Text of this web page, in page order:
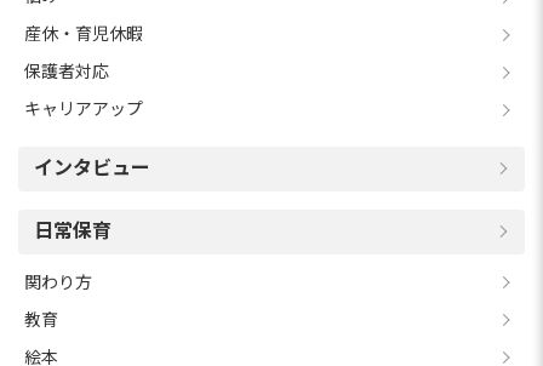
産休・育児休暇
保護者対応
キャリアアップ
インタビュー
日常保育
関わり方
教育
絵本